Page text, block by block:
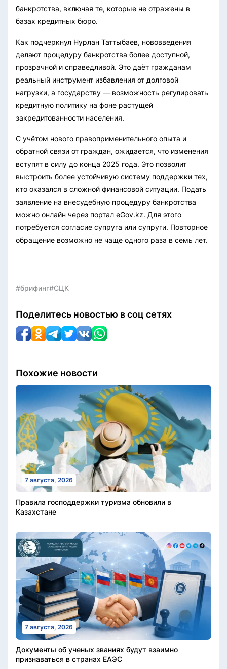
банкротства, включая те, которые не отражены в
базах кредитных бюро.
Как подчеркнул Нурлан Таттыбаев, нововведения
делают процедуру банкротства более доступной,
прозрачной и справедливой. Это даёт гражданам
реальный инструмент избавления от долговой
нагрузки, а государству — возможность регулировать
кредитную политику на фоне растущей
закредитованности населения.
С учётом нового правоприменительного опыта и
обратной связи от граждан, ожидается, что изменения
вступят в силу до конца 2025 года. Это позволит
выстроить более устойчивую систему поддержки тех,
кто оказался в сложной финансовой ситуации. Подать
заявление на внесудебную процедуру банкротства
можно онлайн через портал eGov.kz. Для этого
потребуется согласие супруга или супруги. Повторное
обращение возможно не чаще одного раза в семь лет.
#брифинг#СЦК
Поделитесь новостью в соц сетях
Похожие новости
7 августа, 2026
Правила господдержки туризма обновили в
Казахстане
7 августа, 2026
Документы об ученых званиях будут взаимно
признаваться в странах ЕАЭС